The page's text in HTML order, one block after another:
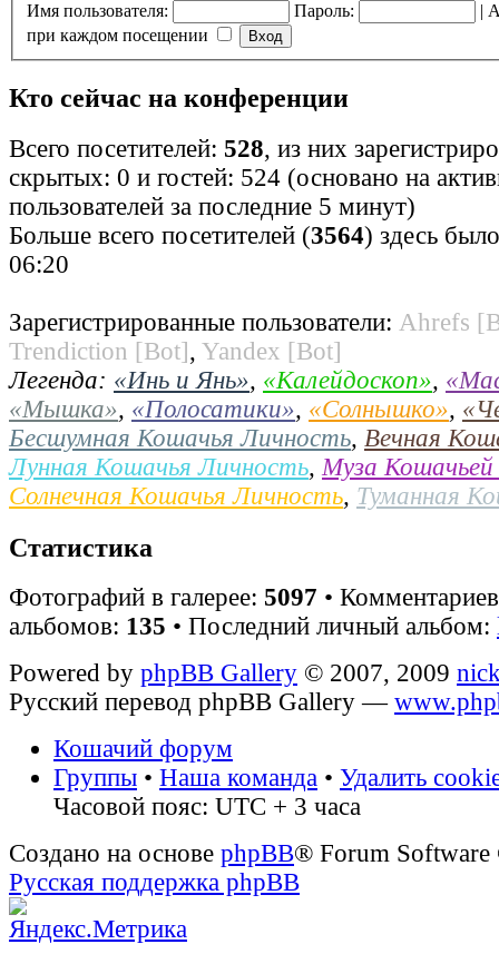
Имя пользователя: Пароль: |
при каждом посещении
Кто сейчас на конференции
Всего посетителей: 528, из них
скрытых: 0 и гостей: 524 (основано на
пользователей за последние 5 минут)
Больше всего посетителей (3564) здесь
06:20
Зарегистрированные пользователи: Ahrefs
Trendiction [Bot], Yandex [Bot]
Легенда: «Инь и Янь», «Калейдоскоп»,
«Мышка», «Полосатики», «Солнышко»,
Бесшумная Кошачья Личность, Вечная
Лунная Кошачья Личность, Муза
Солнечная Кошачья Личность, Туманная
Статистика
Фотографий в галерее: 5097 •
альбомов: 135 • Последний личный альбом:
Powered by phpBB Gallery © 2007, 2009
Русский перевод phpBB Gallery —
Кошачий форум
Группы • Наша команда • Удалить
Часовой пояс: UTC + 3 часа
Создано на основе phpBB® Forum
Русская поддержка phpBB